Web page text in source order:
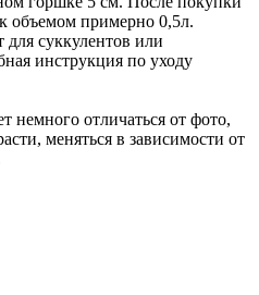
объемом примерно 0,5л.
суккулентов или
инструкция по уходу
отличаться от фото,
меняться в зависимости от